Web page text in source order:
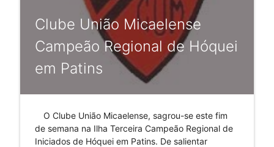
Clube União Micaelense
Campeão Regional de Hóquei
em Patins
O Clube União Micaelense, sagrou-se este fim
de semana na Ilha Terceira Campeão Regional de
Iniciados de Hóquei em Patins. De salientar